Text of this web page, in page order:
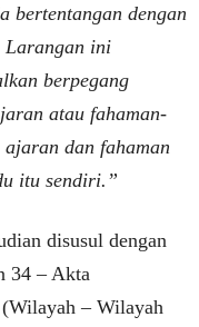
bertentangan dengan
Larangan ini
berpegang
atau fahaman-
dan fahaman
itu sendiri.”
disusul dengan
34 – Akta
– Wilayah